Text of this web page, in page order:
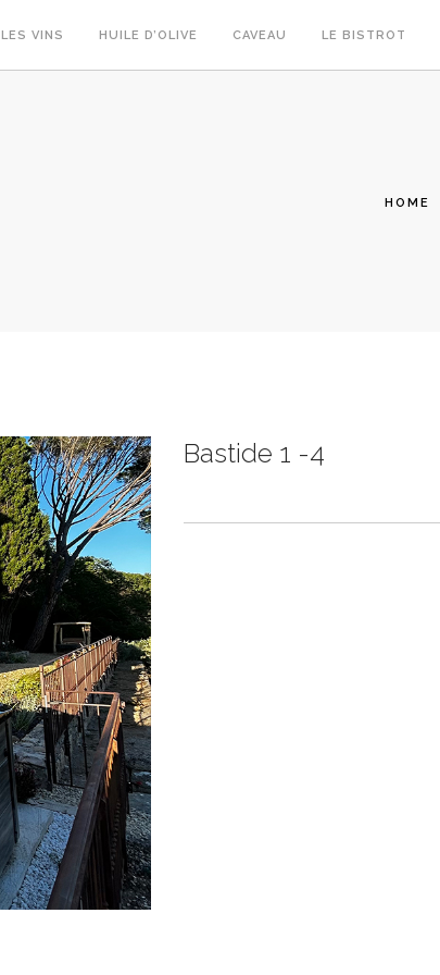
LES VINS HUILE D’OLIVE CAVEAU LE BISTROT
HOME
Bastide 1 -4